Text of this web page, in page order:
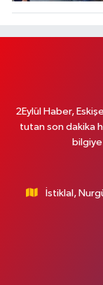
2Eylül Haber,
tutan son dakika
bilgiye
İstiklal,